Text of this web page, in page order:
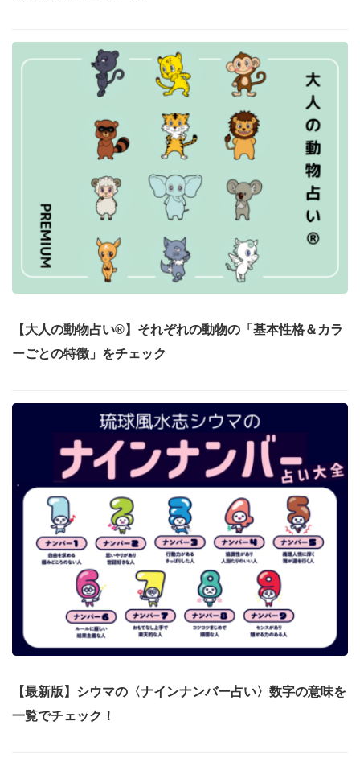
【大人の動物占い®】それぞれの動物の「基本性格＆カラ
ーごとの特徴」をチェック
【最新版】シウマの〈ナインナンバー占い〉数字の意味を
一覧でチェック！